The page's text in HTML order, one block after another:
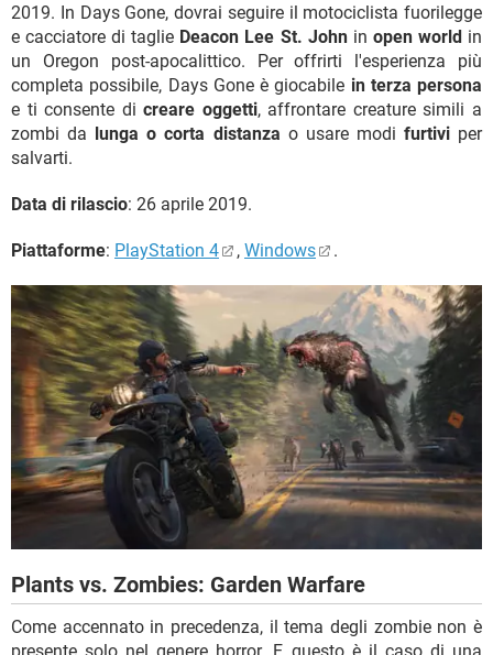
2019. In Days Gone, dovrai seguire il motociclista fuorilegge
e cacciatore di taglie Deacon Lee St. Johnin open worldin
un Oregon post-apocalittico. Per offrirti l'esperienza più
completa possibile, Days Gone è giocabile in terza persona
e ti consente dicreare oggetti, affrontare creature simili a
zombi da lunga o corta distanza o usare modi furtiviper
salvarti.
Data di rilascio: 26 aprile 2019.
Piattaforme: PlayStation 4 , Windows .
Plants vs. Zombies: Garden Warfare
Come accennato in precedenza, il tema degli zombie non è